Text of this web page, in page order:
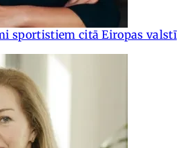
sportistiem citā Eiropas valstī